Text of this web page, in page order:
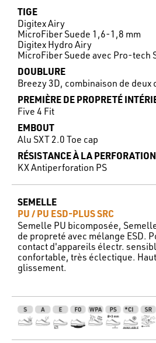
TIGE
Digitex Airy
MicroFiber Suede 1,6-1,8 mm
Digitex Hydro Airy
MicroFiber Suede avec Pro-tech
DOUBLURE
Breezy 3D, combinaison de deux
PREMIÈRE DE PROPRETÉ
Five 4 Fit
EMBOUT
Alu SXT 2.0 Toe cap
RÉSISTANCE À LA PERFORATION
KX Antiperforation PS
SEMELLE
PU / PU ESD-PLUS SRC
Semelle PU bicomposée,
de propreté avec mélange ESD.
contact d'appareils électr.
confortable, très éclectique.
glissement.